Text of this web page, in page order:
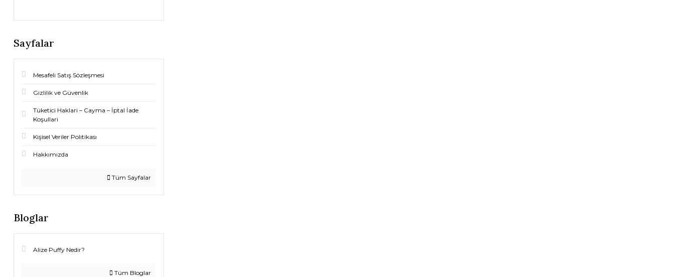
Sayfalar
Mesafeli Satış Sözleşmesi
Gizlilik ve Güvenlik
Tüketici Haklari – Cayma – İptal İade
Koşullari
Kişisel Veriler Politikası
Hakkımızda
Tüm Sayfalar
Bloglar
Alize Puffy Nedir?
Tüm Bloglar